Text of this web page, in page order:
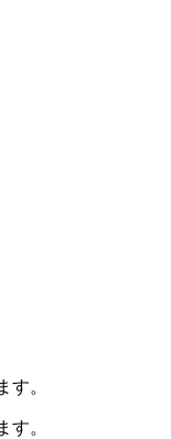
す。
す。